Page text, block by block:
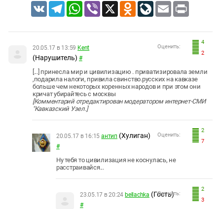
VK TelegramWhatsApp
Viber X Odnoklassniki
LiveJournal
Email Print
4
2
Оценить:
20.05.17 в 13:59 Kent
(Нарушитель) #
[...] принесла мир и цивилизацию . приватизировала земли
,подарила налоги, привила свинство.русских на кавказе
больше чем некоторых коренных народов и при этом они
кричат убирайтесь с москвы
[Комментарий отредактирован модератором интернет-СМИ
"Кавказский Узел.]
2
7
Оценить:
20.05.17 в 16:15 антип (Хулиган)
#
Ну тебя то цивилизация не коснулась, не
расстраивайся...
2
3
Оценить:
23.05.17 в 20:24 bellachka (Гость)
#